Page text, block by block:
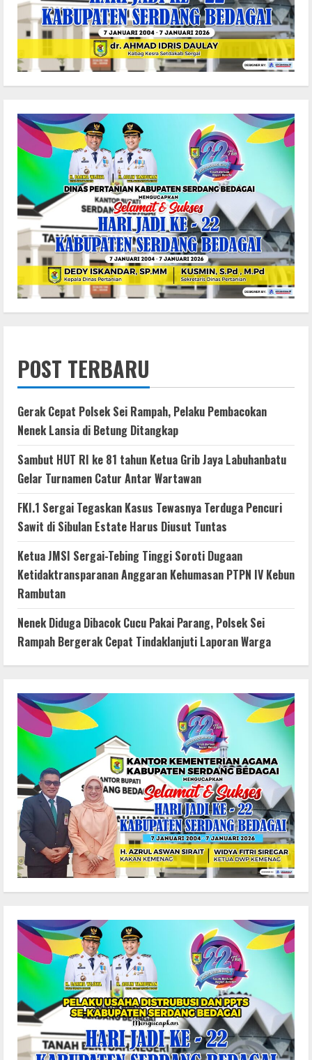
POST TERBARU
Gerak Cepat Polsek Sei Rampah, Pelaku Pembacokan
Nenek Lansia di Betung Ditangkap
Sambut HUT RI ke 81 tahun Ketua Grib Jaya Labuhanbatu
Gelar Turnamen Catur Antar Wartawan
FKI.1 Sergai Tegaskan Kasus Tewasnya Terduga Pencuri
Sawit di Sibulan Estate Harus Diusut Tuntas
Ketua JMSI Sergai-Tebing Tinggi Soroti Dugaan
Ketidaktransparanan Anggaran Kehumasan PTPN IV Kebun
Rambutan
Nenek Diduga Dibacok Cucu Pakai Parang, Polsek Sei
Rampah Bergerak Cepat Tindaklanjuti Laporan Warga